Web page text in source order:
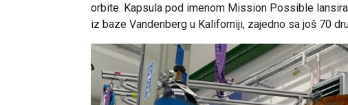
orbite. Kapsula pod imenom Mission Possible
iz baze Vandenberg u Kaliforniji, zajedno sa još 70